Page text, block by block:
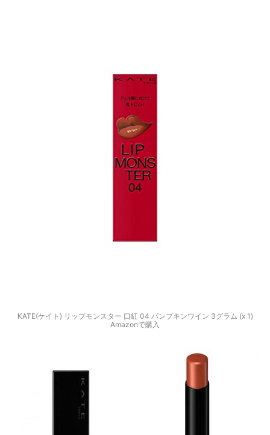
KATE(ケイト) リップモンスター 口紅 04 パンプキンワイン 3グラム (x 1)
Amazonで購入